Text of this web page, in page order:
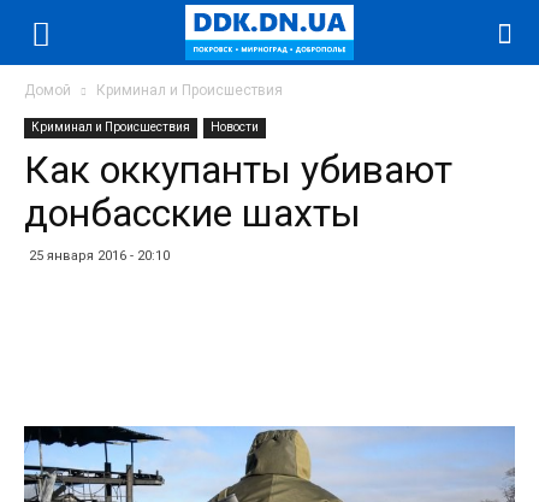
Домой Криминал и Происшествия
Криминал и Происшествия Новости
Как оккупанты убивают
донбасские шахты
25 января 2016 - 20:10